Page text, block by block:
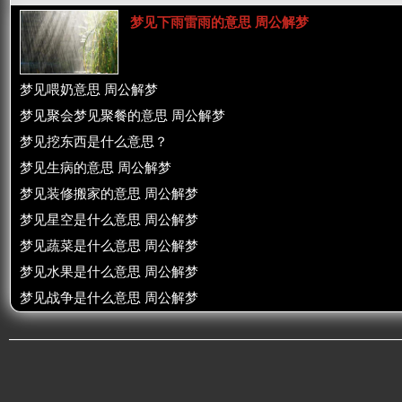
梦见下雨雷雨的意思 周公解梦
梦见喂奶意思 周公解梦
梦见聚会梦见聚餐的意思 周公解梦
梦见挖东西是什么意思？
梦见生病的意思 周公解梦
梦见装修搬家的意思 周公解梦
梦见星空是什么意思 周公解梦
梦见蔬菜是什么意思 周公解梦
梦见水果是什么意思 周公解梦
梦见战争是什么意思 周公解梦